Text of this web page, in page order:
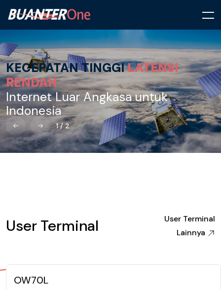
KECEPATAN TINGGILATENSI
RENDAH
Internet Luar Angkasa untuk
Indonesia
1/2
User Terminal
User Terminal
Lainnya
OW70L